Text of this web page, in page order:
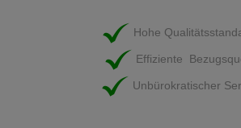
Hohe
Effiziente
Unbürokratischer